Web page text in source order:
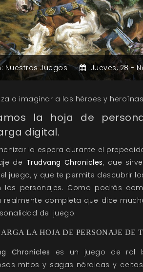
Nuestros Juegos Jueves,28 -
a imaginar a los héroes y
la hoja de
digital.
la espera durante el
de Trudvang Chronicles, que
juego, y que te permite descubrir
los personajes. Como podrás
realmente completa que dice
del juego.
LA HOJA DE PERSONAJE DE
Chronicles es un juego de rol
mitos y sagas nórdicas y